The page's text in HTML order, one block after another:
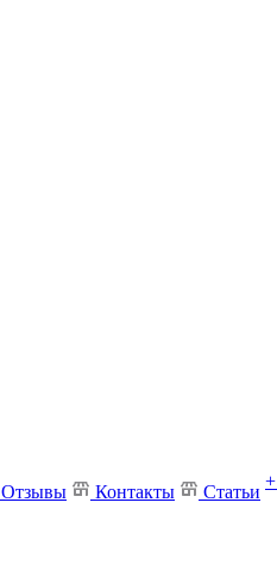
Отзывы Контакты Статьи